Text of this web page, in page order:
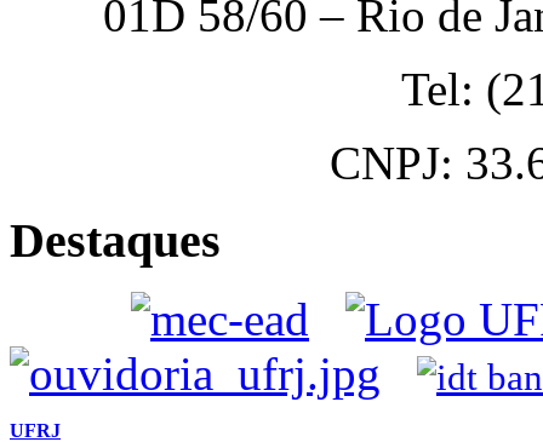
01D 58/60 – Rio de
Tel:
CNPJ:
Destaques
UFRJ